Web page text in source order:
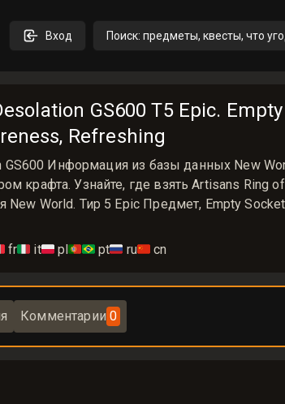
Вход Поиск: предметы, квесты, что
GS600 T5 Epic.
Refreshing
GS600 Информация из базы данных New
крафта. Узнайте, где взять Artisans Ring
New World. Тир 5 Epic Предмет, Empty
fr🇮🇹 it🇵🇱 pl🇵🇹🇧🇷 pt🇷🇺 ru🇨🇳 cn
Комментарии 0